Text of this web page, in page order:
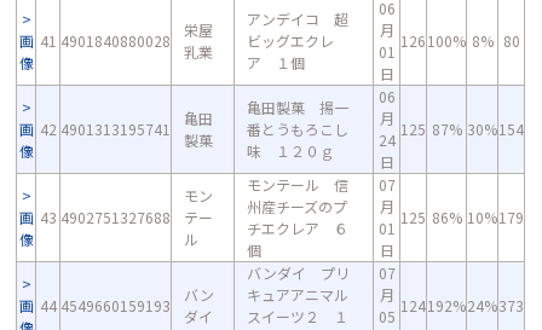
画
像
41 4901840880028
栄屋
乳業
アンデイコ 超
ビッグエクレ
ア １個
06
月
01
日
126100% 8% 80
画
像
42 4901313195741
亀田
製菓
亀田製菓 揚一
番とうもろこし
味 １２０ｇ
06
月
24
日
125 87% 30%154
画
像
43 4902751327688
モン
テー
ル
モンテール 信
州産チーズのプ
チエクレア ６
個
07
月
01
日
125 86% 10%179
画 44 4549660159193
バン
ダイ
バンダイ プリ
キュアアニマル
スイーツ２ １
07
月
05
124192%24%373